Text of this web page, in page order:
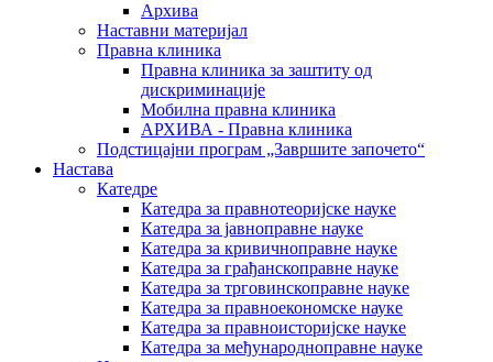
Архива
Наставни материјал
Правна клиника
Правна клиника за заштиту од
дискриминације
Мобилна правна клиника
АРХИВА - Правна клиника
Подстицајни програм „Завршите започето“
Настава
Катедре
Катедра за правнотеоријске науке
Катедра за јавноправне науке
Катедра за кривичноправне науке
Катедра за грађанскоправне науке
Катедра за трговинскоправне науке
Катедра за правноекономске науке
Катедра за правноисторијске науке
Катедра за међународноправне науке